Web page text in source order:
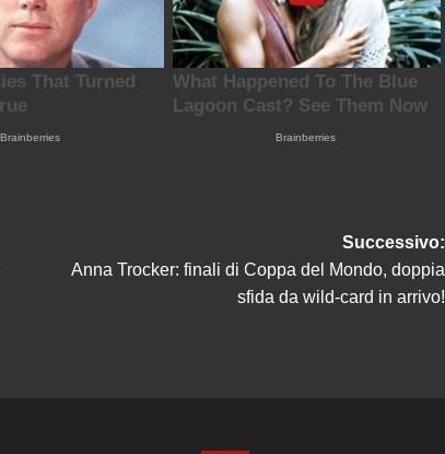
Successivo:
Anna Trocker: finali di Coppa del Mondo, doppia
sfida da wild-card in arrivo!